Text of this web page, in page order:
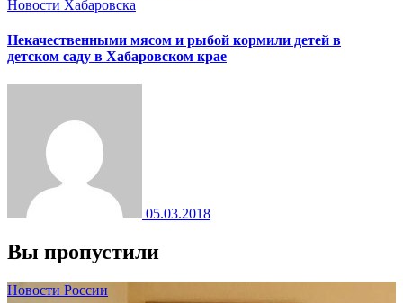
Новости Хабаровска
Некачественными мясом и рыбой кормили детей в
детском саду в Хабаровском крае
05.03.2018
Вы пропустили
Новости России